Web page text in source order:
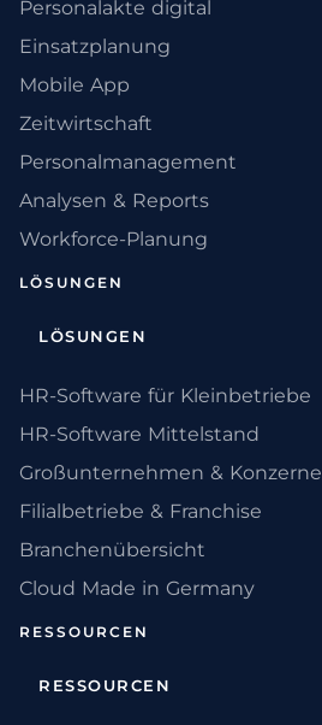
Personalakte digital
Einsatzplanung
Mobile App
Zeitwirtschaft
Personalmanagement
Analysen & Reports
Workforce-Planung
LÖSUNGEN
LÖSUNGEN
HR-Software für Kleinbetriebe
HR-Software Mittelstand
Großunternehmen & Konzerne
Filialbetriebe & Franchise
Branchenübersicht
Cloud Made in Germany
RESSOURCEN
RESSOURCEN